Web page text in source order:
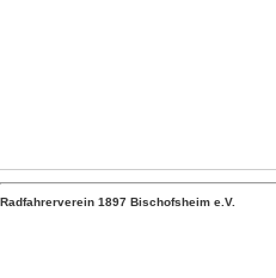
Radfahrerverein 1897 Bischofsheim e.V.